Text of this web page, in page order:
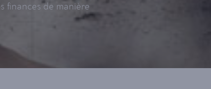
finances de manière